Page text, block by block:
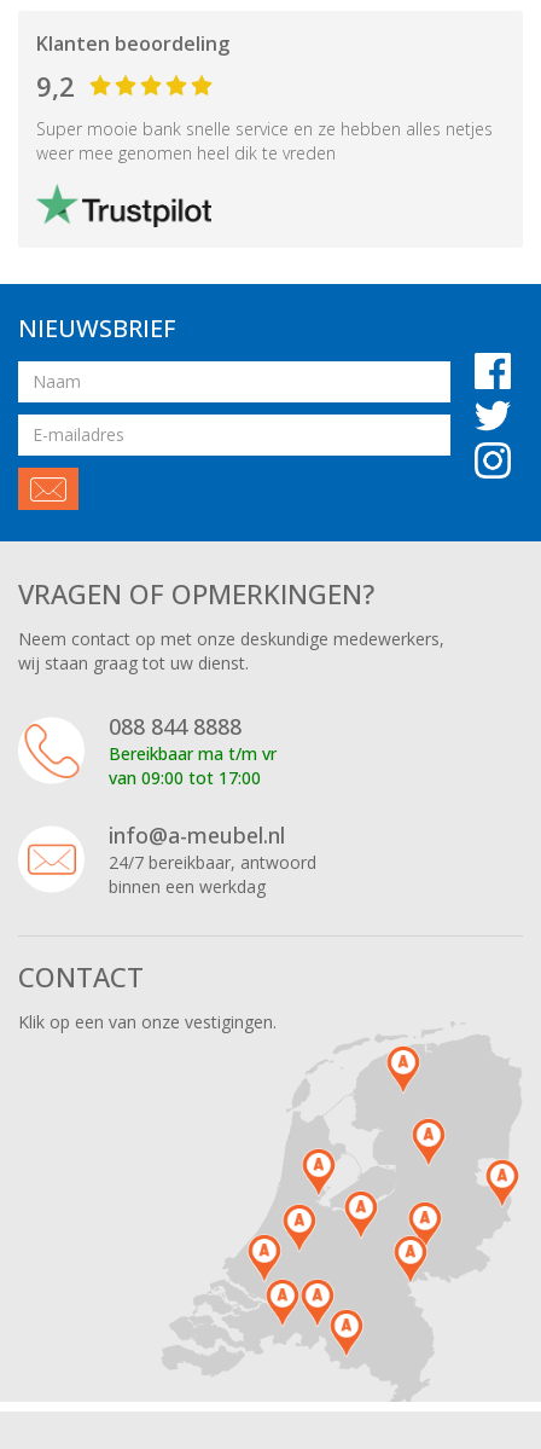
Klanten beoordeling
9,2
Super mooie bank snelle service en ze hebben alles netjes
weer mee genomen heel dik te vreden
NIEUWSBRIEF
Naam
Email
adres
VRAGEN OF OPMERKINGEN?
Neem contact op met onze deskundige medewerkers,
wij staan graag tot uw dienst.
088 844 8888
Bereikbaar ma t/m vr
van 09:00 tot 17:00
info@a-meubel.nl
24/7 bereikbaar, antwoord
binnen een werkdag
CONTACT
Klik op een van onze vestigingen.